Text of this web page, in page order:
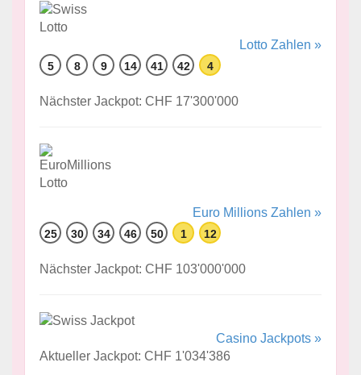
Lotto Zahlen »
5 8 9 14 41 42 4
Nächster Jackpot: CHF 17'300'000
Euro Millions Zahlen »
25 30 34 46 50 1 12
Nächster Jackpot: CHF 103'000'000
Casino Jackpots »
Aktueller Jackpot: CHF 1'034'386